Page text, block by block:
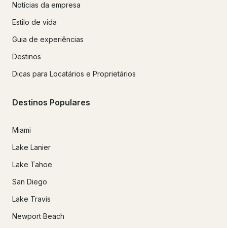
Notícias da empresa
Estilo de vida
Guia de experiências
Destinos
Dicas para Locatários e Proprietários
Destinos Populares
Miami
Lake Lanier
Lake Tahoe
San Diego
Lake Travis
Newport Beach